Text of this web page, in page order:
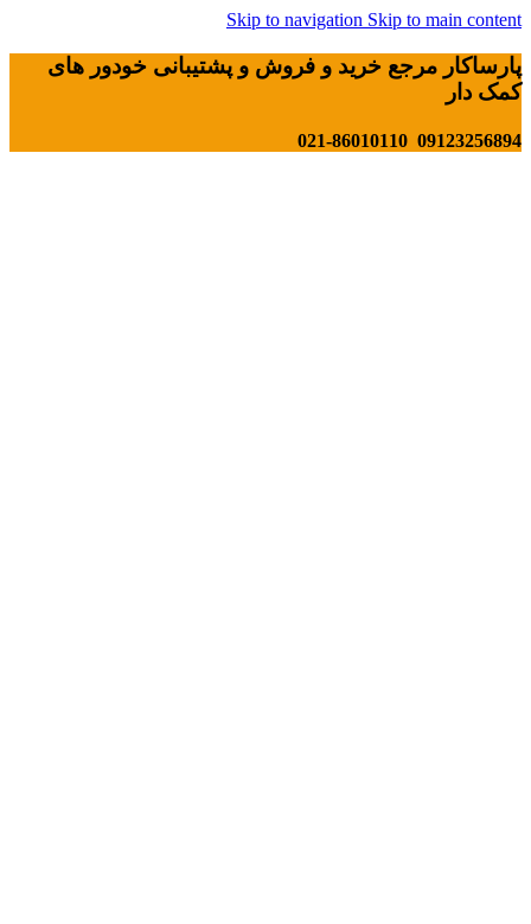
Skip to navigation Skip to main content
پارساکار مرجع خرید و فروش و پشتیبانی خودور های
کمک دار
09123256894 021-86010110